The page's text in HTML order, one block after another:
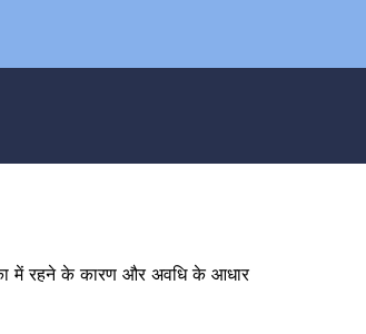
में रहने के कारण और अवधि के आधार